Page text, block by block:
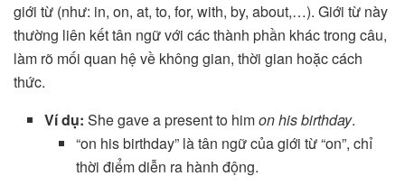
giới từ (như: in, on, at, to, for, with, by, about,…). Giới từ này
thường liên kết tân ngữ với các thành phần khác trong câu,
làm rõ mối quan hệ về không gian, thời gian hoặc cách
thức.
Ví dụ: She gave a present to himon his birthday.
“on his birthday” là tân ngữ của giới từ “on”, chỉ
thời điểm diễn ra hành động.